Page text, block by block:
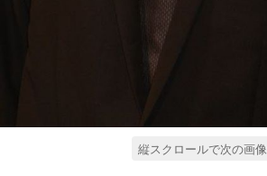
縦スクロールで次の画像